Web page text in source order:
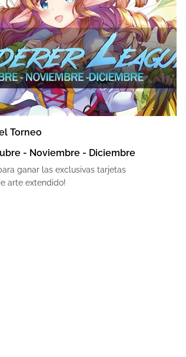
Torneo
- Noviembre - Diciembre
ganar las exclusivas tarjetas
arte extendido!